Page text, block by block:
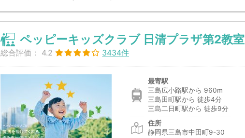
ペッピーキッズクラブ 日清プラザ第2教室
総合評価： 4.2 3434件
最寄駅
三島広小路駅から 960m
三島田町駅から 徒歩4分
三島二日町駅から 徒歩9分
住所
静岡県三島市中田町9-30